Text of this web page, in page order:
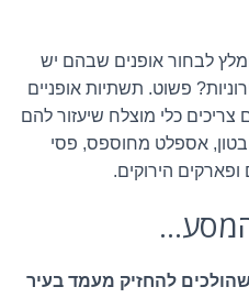
לבחור אופנים שבהם יש
פשוט. תשתיות אופניים
צריכים כלי מוצלח שיעזור להם
אספלט מחוספס, פסי
ופארקים הירוקים.
שהולכים להחזיק מעמד בעיר